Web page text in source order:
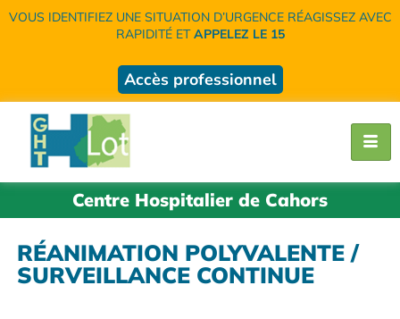
VOUS IDENTIFIEZ UNE SITUATION D’URGENCE RÉAGISSEZ AVEC
RAPIDITÉ ETAPPELEZ LE 15
Accès professionnel
Centre Hospitalier de Cahors
RÉANIMATION POLYVALENTE /
SURVEILLANCE CONTINUE